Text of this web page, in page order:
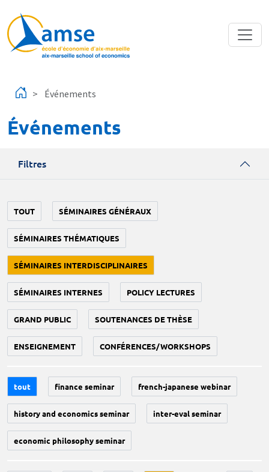
Événements
Événements
Filtres
TOUT SÉMINAIRES GÉNÉRAUX
SÉMINAIRES THÉMATIQUES
SÉMINAIRES INTERDISCIPLINAIRES
SÉMINAIRES INTERNES POLICY LECTURES
GRAND PUBLIC SOUTENANCES DE THÈSE
ENSEIGNEMENT CONFÉRENCES/WORKSHOPS
tout finance seminar french-japanese webinar
history and economics seminar inter-eval seminar
economic philosophy seminar